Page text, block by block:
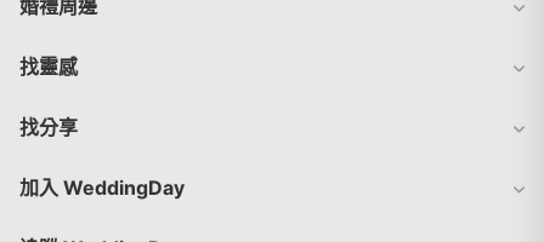
婚禮周邊
找靈感
找分享
加入 WeddingDay